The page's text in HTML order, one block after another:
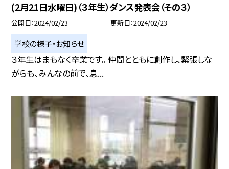
(2月21日水曜日)（３年生）ダンス発表会（その３）
公開日 2024/02/23 更新日 2024/02/23
学校の様子・お知らせ
３年生はまもなく卒業です。 仲間とともに創作し、緊張しな
がらも、みんなの前で、息...